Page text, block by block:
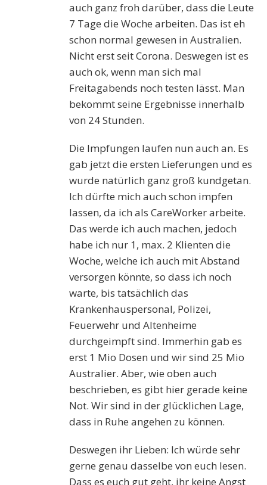
auch ganz froh darüber, dass die Leute
7 Tage die Woche arbeiten. Das ist eh
schon normal gewesen in Australien.
Nicht erst seit Corona. Deswegen ist es
auch ok, wenn man sich mal
Freitagabends noch testen lässt. Man
bekommt seine Ergebnisse innerhalb
von 24 Stunden.
Die Impfungen laufen nun auch an. Es
gab jetzt die ersten Lieferungen und es
wurde natürlich ganz groß kundgetan.
Ich dürfte mich auch schon impfen
lassen, da ich als CareWorker arbeite.
Das werde ich auch machen, jedoch
habe ich nur 1, max. 2 Klienten die
Woche, welche ich auch mit Abstand
versorgen könnte, so dass ich noch
warte, bis tatsächlich das
Krankenhauspersonal, Polizei,
Feuerwehr und Altenheime
durchgeimpft sind. Immerhin gab es
erst 1 Mio Dosen und wir sind 25 Mio
Australier. Aber, wie oben auch
beschrieben, es gibt hier gerade keine
Not. Wir sind in der glücklichen Lage,
dass in Ruhe angehen zu können.
Deswegen ihr Lieben: Ich würde sehr
gerne genau dasselbe von euch lesen.
Dass es euch gut geht, ihr keine Angst